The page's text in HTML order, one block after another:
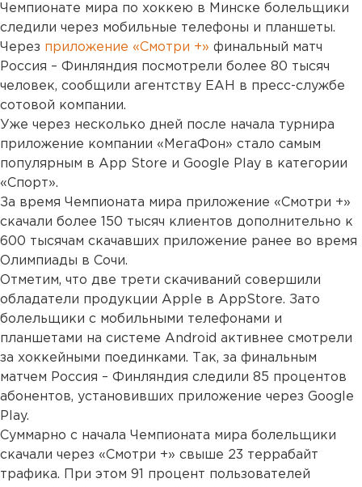
Чемпионате мира по хоккею в Минске болельщики
следили через мобильные телефоны и планшеты.
Через приложение «Смотри +» финальный матч
Россия – Финляндия посмотрели более 80 тысяч
человек, сообщили агентству ЕАН в пресс-службе
сотовой компании.
Уже через несколько дней после начала турнира
приложение компании «МегаФон» стало самым
популярным в App Store и Google Play в категории
«Спорт».
За время Чемпионата мира приложение «Смотри +»
скачали более 150 тысяч клиентов дополнительно к
600 тысячам скачавших приложение ранее во время
Олимпиады в Сочи.
Отметим, что две трети скачиваний совершили
обладатели продукции Apple в AppStore. Зато
болельщики с мобильными телефонами и
планшетами на системе Android активнее смотрели
за хоккейными поединками. Так, за финальным
матчем Россия – Финляндия следили 85 процентов
абонентов, установивших приложение через Google
Play.
Суммарно с начала Чемпионата мира болельщики
скачали через «Смотри +» свыше 23 террабайт
трафика. При этом 91 процент пользователей